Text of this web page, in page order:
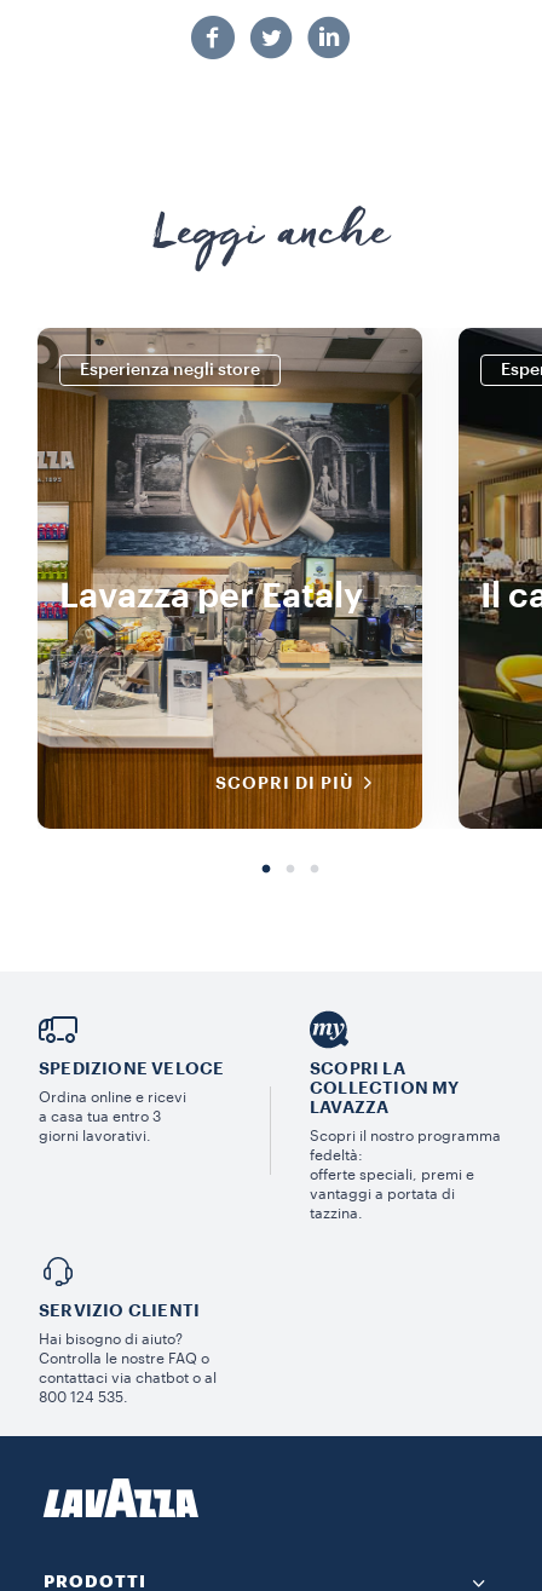
Leggi anche
Esperienza negli store
Lavazza per Eataly
SCOPRI DI PIÙ
Il
SPEDIZIONE VELOCE
Ordina online e ricevi
a casa tua entro 3
giorni lavorativi.
SCOPRI LA
COLLECTION MY
LAVAZZA
Scopri il nostro programma
fedeltà:
offerte speciali, premi e
vantaggi a portata di
tazzina.
SERVIZIO CLIENTI​
Hai bisogno di aiuto?​
Controlla le nostre FAQ o
contattaci via chatbot o al
800 124 535.
PRODOTTI